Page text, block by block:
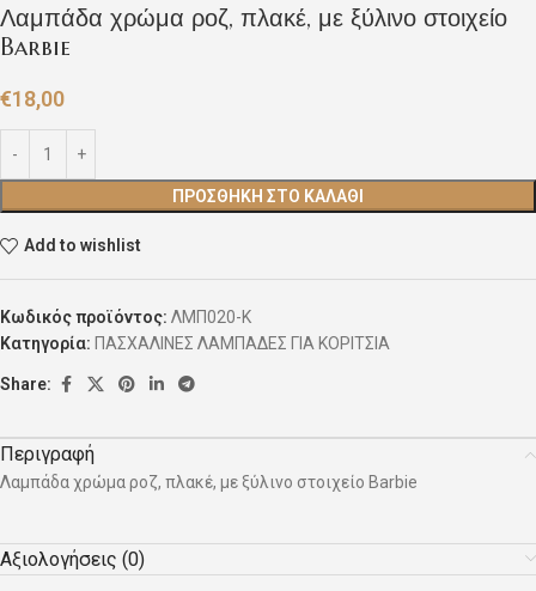
Λαμπάδα χρώμα ροζ, πλακέ, με ξύλινο στοιχείο
Barbie
€18,00
ΠΡΟΣΘΉΚΗ ΣΤΟ ΚΑΛΆΘΙ
Add to wishlist
Κωδικός προϊόντος: ΛΜΠ020-Κ
Κατηγορία: ΠΑΣΧΑΛΙΝΕΣ ΛΑΜΠΑΔΕΣ ΓΙΑ ΚΟΡΙΤΣΙΑ
Share:
Περιγραφή
Λαμπάδα χρώμα ροζ, πλακέ, με ξύλινο στοιχείο Barbie
Αξιολογήσεις (0)